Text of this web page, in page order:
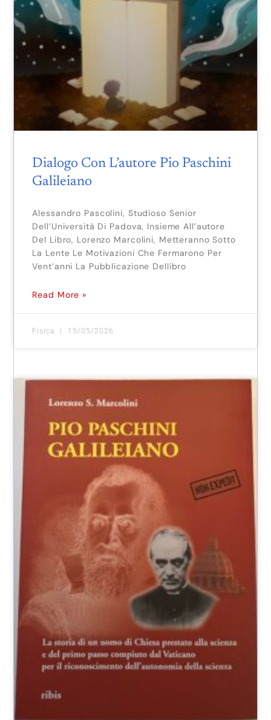
Dialogo Con L’autore Pio Paschini
Galileiano
Alessandro Pascolini, Studioso Senior
Dell’Università Di Padova, Insieme All’autore
Del Libro, Lorenzo Marcolini, Metteranno Sotto
La Lente Le Motivazioni Che Fermarono Per
Vent’anni La Pubblicazione Dellibro
Read More »
Fisica 15/05/2026